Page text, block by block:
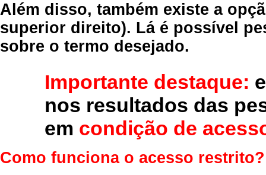
Além disso, também existe a
superior direito). Lá é possível
sobre o termo desejado.
Importante destaque:
nos resultados das
em condição de
Como funciona o acesso restrito?